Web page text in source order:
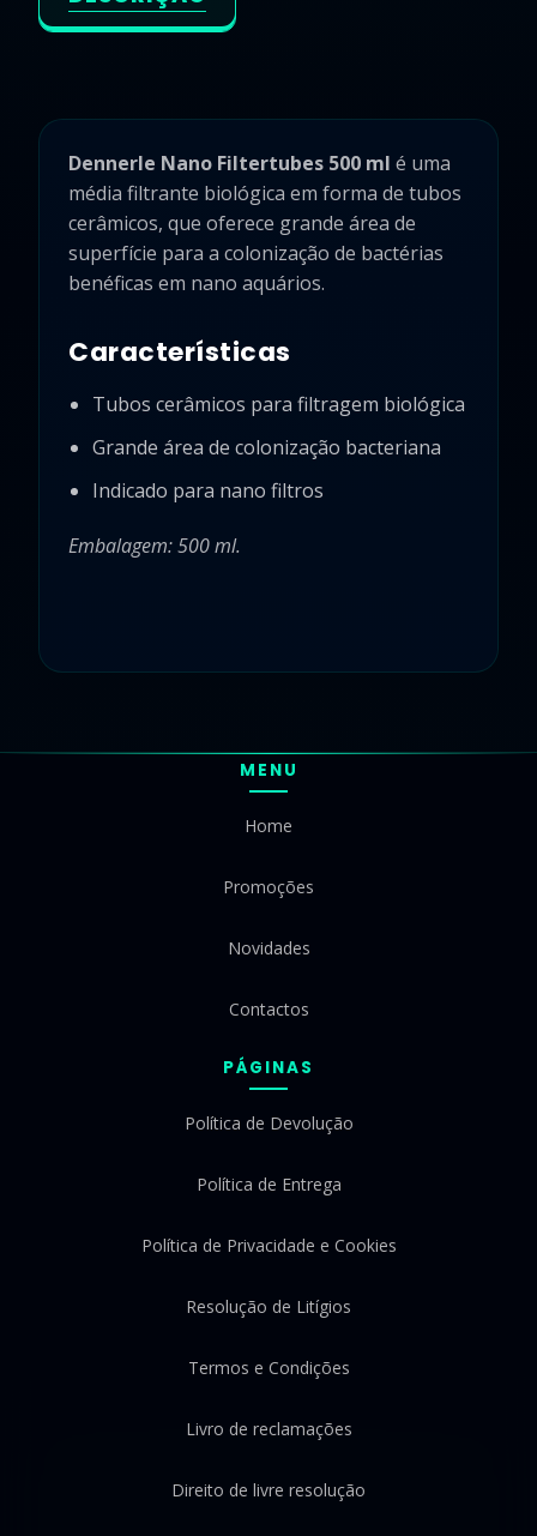
Dennerle Nano Filtertubes 500 ml é uma
média filtrante biológica em forma de tubos
cerâmicos, que oferece grande área de
superfície para a colonização de bactérias
benéficas em nano aquários.
Características
Tubos cerâmicos para filtragem biológica
Grande área de colonização bacteriana
Indicado para nano filtros
Embalagem: 500 ml.
MENU
Home
Promoções
Novidades
Contactos
PÁGINAS
Política de Devolução
Política de Entrega
Política de Privacidade e Cookies
Resolução de Litígios
Termos e Condições
Livro de reclamações
Direito de livre resolução